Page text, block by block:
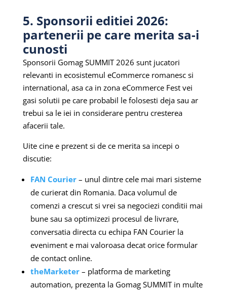
5. Sponsorii editiei 2026:
partenerii pe care merita sa-i
cunosti
Sponsorii Gomag SUMMIT 2026 sunt jucatori
relevanti in ecosistemul eCommerce romanesc si
international, asa ca in zona eCommerce Fest vei
gasi solutii pe care probabil le folosesti deja sau ar
trebui sa le iei in considerare pentru cresterea
afacerii tale.
Uite cine e prezent si de ce merita sa incepi o
discutie:
FAN Courier – unul dintre cele mai mari sisteme
de curierat din Romania. Daca volumul de
comenzi a crescut si vrei sa negociezi conditii mai
bune sau sa optimizezi procesul de livrare,
conversatia directa cu echipa FAN Courier la
eveniment e mai valoroasa decat orice formular
de contact online.
theMarketer– platforma de marketing
automation, prezenta la Gomag SUMMIT in multe